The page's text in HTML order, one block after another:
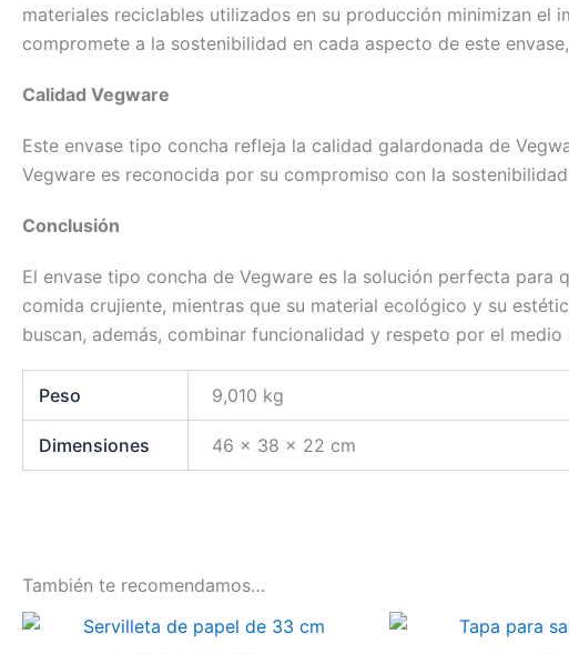
materiales reciclables utilizados en su producción minimizan el
compromete a la sostenibilidad en cada aspecto de este
Calidad Vegware
Este envase tipo concha refleja la calidad galardonada de
Vegware es reconocida por su compromiso con la
Conclusión
El envase tipo concha de Vegware es la solución perfecta para
comida crujiente, mientras que su material ecológico y su
buscan, además, combinar funcionalidad y respeto por el medio
Peso 9,010 kg
Dimensiones 46 × 38 × 22 cm
También te recomendamos…